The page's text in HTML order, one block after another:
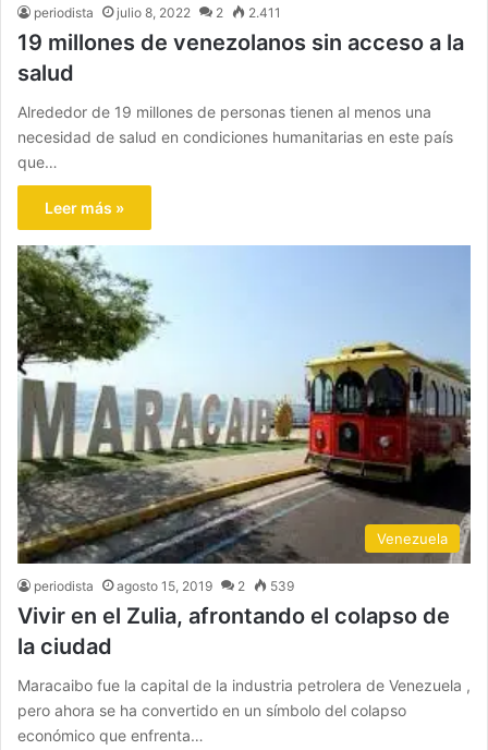
periodista julio 8, 2022 2 2.411
19 millones de venezolanos sin acceso a la
salud
Alrededor de 19 millones de personas tienen al menos una
necesidad de salud en condiciones humanitarias en este país
que…
Leer más »
Venezuela
periodista agosto 15, 2019 2 539
Vivir en el Zulia, afrontando el colapso de
la ciudad
Maracaibo fue la capital de la industria petrolera de Venezuela ,
pero ahora se ha convertido en un símbolo del colapso
económico que enfrenta…